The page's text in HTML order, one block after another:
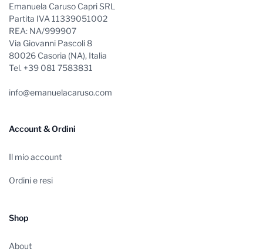
Emanuela Caruso Capri SRL
Partita IVA 11339051002
REA: NA/999907
Via Giovanni Pascoli 8
80026 Casoria (NA), Italia
Tel. +39 081 7583831
info@emanuelacaruso.com
Account & Ordini
Il mio account
Ordini e resi
Shop
About